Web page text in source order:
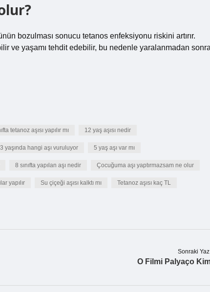
bozulması sonucu tetanos enfeksiyonu riskini artırır.
ve yaşamı tehdit edebilir, bu nedenle yaralanmadan
tetanoz aşısı yapılır mı 12 yaş aşısı nedir
yaşında hangi aşı vuruluyor 5 yaş aşı var mı
8 sınıfta yapılan aşı nedir Çocuğuma aşı yaptırmazsam ne olur
yapılır Su çiçeği aşısı kalktı mı Tetanoz aşısı kaç TL
Sonraki
O Filmi Palyaço